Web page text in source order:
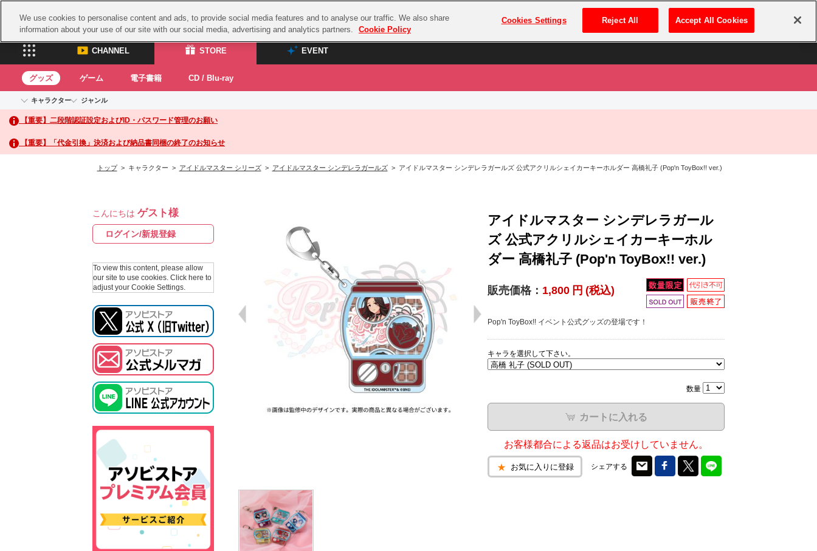
プレミアム会員とは ログイン・新規登録
CHANNEL STORE EVENT
CHANNEL
ASOBI CHANNEL TOP
STORE
ASOBI STORE TOP
グッズ
EVENT
ASOBI STAGE
グッズ ゲーム 電子書籍 CD / Blu-ray
キャラクター
アイドルマスターシリーズ
アイドルマスター
アイドルマスター シンデレラガールズ
アイドルマスター ミリオンライブ！
プロジェクトアイマス ヴイアライヴ
テイルズ オブ シリーズ
ガンダムシリーズ
ドラゴンボール
ラブライブ！サンシャイン‼
ラブライブ！虹ヶ咲学園スクールアイドル同好会
ジャンル
イベントグッズ
トイ・ホビー
【重要】二段階認証設定およびID・パスワード管理のお願い
【重要】「代金引換」決済および納品書同梱の終了のお知らせ
トップ> キャラクター > アイドルマスター シリーズ> アイドルマスター シンデレラガールズ> アイドルマスター シンデレラガールズ 公式アクリルシェイカーキーホルダー 高橋礼子 (Pop'n ToyBox!! ver.)
こんにちは ゲスト様
ログイン/新規登録
To view this content, please allow
our site to use cookies. Click here to
adjust your Cookie Settings.
アイドルマスター シンデレラガール
ズ 公式アクリルシェイカーキーホル
ダー 高橋礼子 (Pop'n ToyBox!! ver.)
販売価格： 1,800 円 (税込)
Pop'n ToyBox!! イベント公式グッズの登場です！
キャラを選択して下さい。
数量
カートに入れる
お客様都合による返品はお受けしていません。
お気に入りに登録 シェアする
We use cookies to personalise content and ads, to provide social media features and to analyse our traffic. We also share
information about your use of our site with our social media, advertising and analytics partners.
Cookie Policy
Cookies Settings Reject All Accept All Cookies